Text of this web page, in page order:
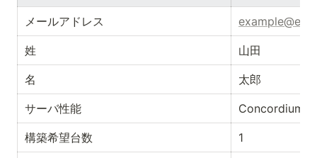
メールアドレス
姓 山田
名 太郎
サーバ性能 Concordium
構築希望台数 1